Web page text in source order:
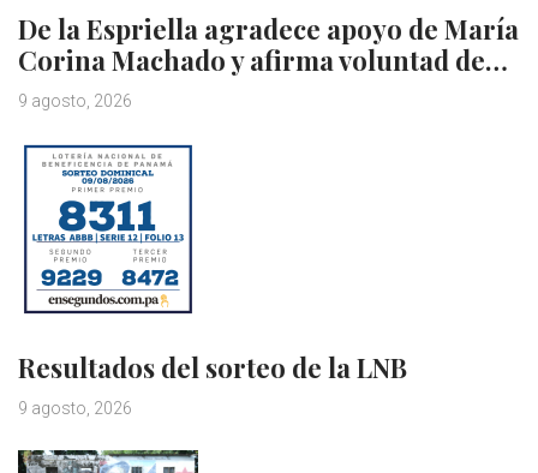
De la Espriella agradece apoyo de María
Corina Machado y afirma voluntad de…
9 agosto, 2026
Resultados del sorteo de la LNB
9 agosto, 2026